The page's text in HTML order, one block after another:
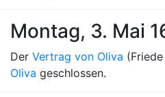
Montag, 3. Mai
Der Vertrag von Oliva
Oliva geschlossen.